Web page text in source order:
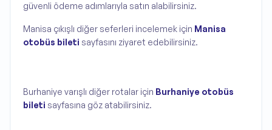
güvenli ödeme adımlarıyla satın alabilirsiniz.
Manisa çıkışlı diğer seferleri incelemek için Manisa
otobüs bileti sayfasını ziyaret edebilirsiniz.
Burhaniye varışlı diğer rotalar için Burhaniye otobüs
bileti sayfasına göz atabilirsiniz.